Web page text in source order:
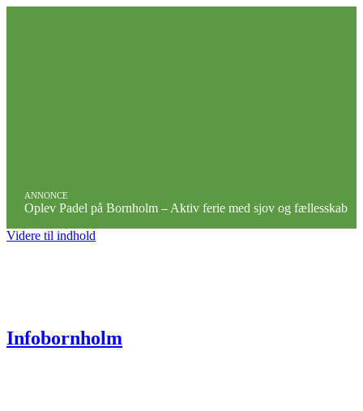
ANNONCE
Oplev Padel på Bornholm – Aktiv ferie med sjov og fællesskab
Videre til indhold
Infobornholm